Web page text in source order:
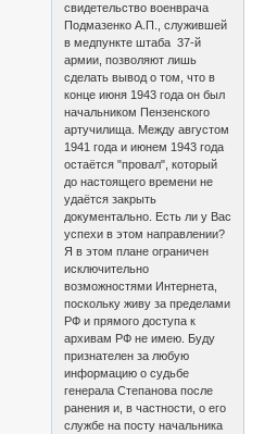
свидетельство военврача
Подмазенко А.П., служившей
в медпункте штаба 37-й
армии, позволяют лишь
сделать вывод о том, что в
конце июня 1943 года он был
начальником Пензенского
артучилища. Между августом
1941 года и июнем 1943 года
остаётся "провал", который
до настоящего времени не
удаётся закрыть
документально. Есть ли у Вас
успехи в этом направлении?
Я в этом плане ограничен
исключительно
возможностями Интернета,
поскольку живу за пределами
РФ и прямого доступа к
архивам РФ не имею. Буду
признателен за любую
информацию о судьбе
генерала Степанова после
ранения и, в частности, о его
службе на посту начальника